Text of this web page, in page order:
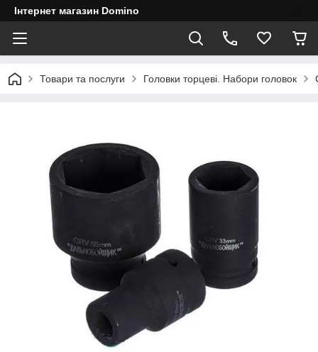
Інтернет магазин Domino
Товари та послуги Головки торцеві. Набори головок